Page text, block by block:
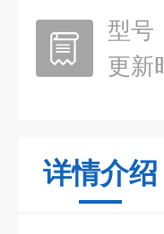
型号
更新
详情介绍